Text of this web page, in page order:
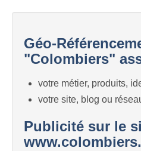
Géo-
"Colombiers"
votre métier, produits,
votre site, blog ou
Publicité sur le